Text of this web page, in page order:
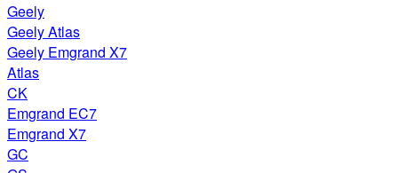
Geely
Geely Atlas
Geely Emgrand X7
Atlas
CK
Emgrand EC7
Emgrand X7
GC